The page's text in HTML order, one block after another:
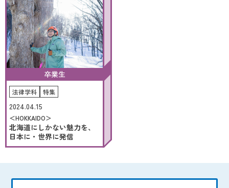
卒業生
法律学科 特集
2024.04.15
＜HOKKAIDO＞
北海道にしかない魅力を、
日本に・世界に発信